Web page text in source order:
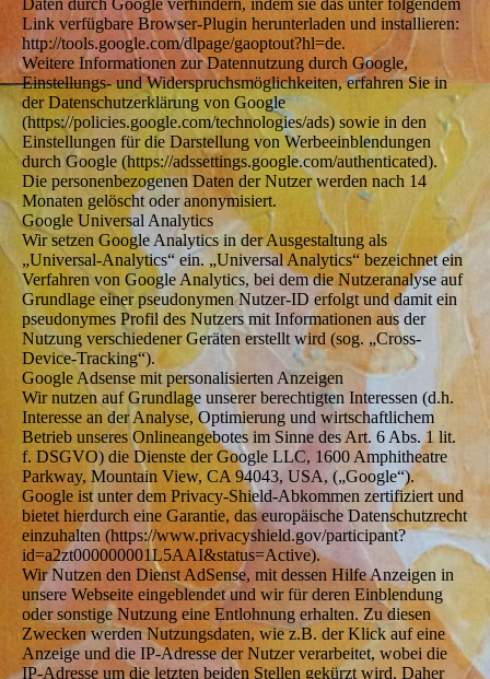
Daten durch Google verhindern, indem sie das unter folgendem
Link verfügbare Browser-Plugin herunterladen und installieren:
http://tools.google.com/dlpage/gaoptout?hl=de.
Weitere Informationen zur Datennutzung durch Google,
Einstellungs- und Widerspruchsmöglichkeiten, erfahren Sie in
der Datenschutzerklärung von Google
(https://policies.google.com/technologies/ads) sowie in den
Einstellungen für die Darstellung von Werbeeinblendungen
durch Google (https://adssettings.google.com/authenticated).
Die personenbezogenen Daten der Nutzer werden nach 14
Monaten gelöscht oder anonymisiert.
Google Universal Analytics
Wir setzen Google Analytics in der Ausgestaltung als
„Universal-Analytics“ ein. „Universal Analytics“ bezeichnet ein
Verfahren von Google Analytics, bei dem die Nutzeranalyse auf
Grundlage einer pseudonymen Nutzer-ID erfolgt und damit ein
pseudonymes Profil des Nutzers mit Informationen aus der
Nutzung verschiedener Geräten erstellt wird (sog. „Cross-
Device-Tracking“).
Google Adsense mit personalisierten Anzeigen
Wir nutzen auf Grundlage unserer berechtigten Interessen (d.h.
Interesse an der Analyse, Optimierung und wirtschaftlichem
Betrieb unseres Onlineangebotes im Sinne des Art. 6 Abs. 1 lit.
f. DSGVO) die Dienste der Google LLC, 1600 Amphitheatre
Parkway, Mountain View, CA 94043, USA, („Google“).
Google ist unter dem Privacy-Shield-Abkommen zertifiziert und
bietet hierdurch eine Garantie, das europäische Datenschutzrecht
einzuhalten (https://www.privacyshield.gov/participant?
id=a2zt000000001L5AAI&status=Active).
Wir Nutzen den Dienst AdSense, mit dessen Hilfe Anzeigen in
unsere Webseite eingeblendet und wir für deren Einblendung
oder sonstige Nutzung eine Entlohnung erhalten. Zu diesen
Zwecken werden Nutzungsdaten, wie z.B. der Klick auf eine
Anzeige und die IP-Adresse der Nutzer verarbeitet, wobei die
IP-Adresse um die letzten beiden Stellen gekürzt wird. Daher